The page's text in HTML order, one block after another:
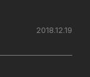
2018.12.19